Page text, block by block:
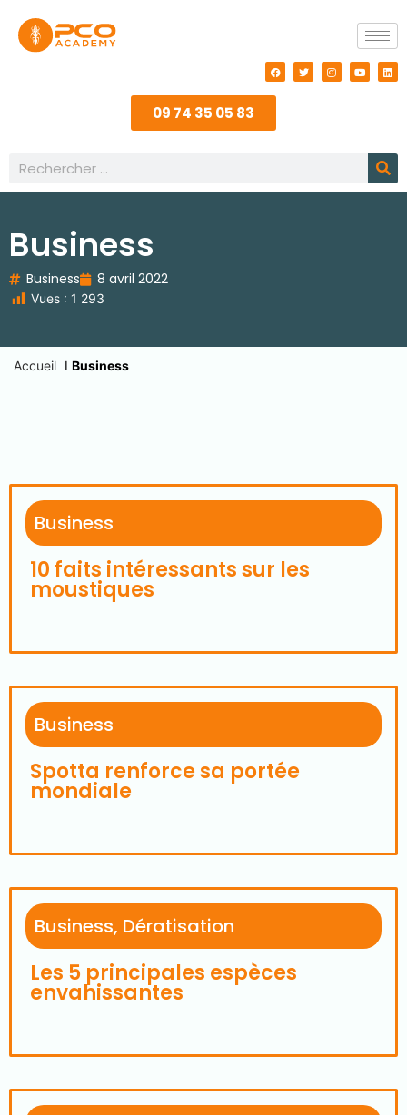
09 74 35 05 83
Business
Business 8 avril 2022
Vues : 1 293
Accueil I Business
Business
10 faits intéressants sur les
moustiques
Business
Spotta renforce sa portée
mondiale
Business, Dératisation
Les 5 principales espèces
envahissantes